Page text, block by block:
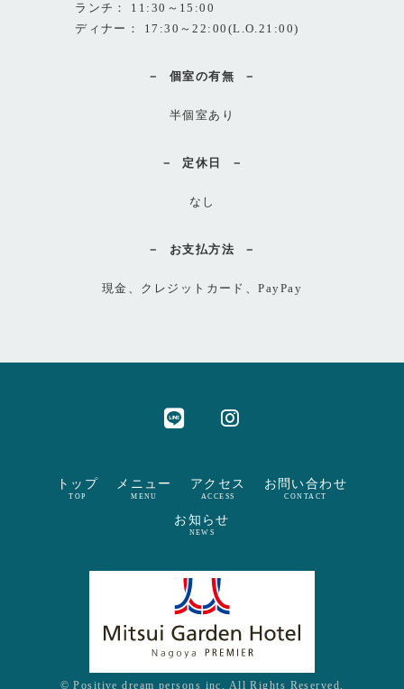
ランチ： 11:30～15:00
ディナー： 17:30～22:00(L.O.21:00)
個室の有無
半個室あり
定休日
なし
お支払方法
現金、クレジットカード、PayPay
トップ
TOP
メニュー
MENU
アクセス
ACCESS
お問い合わせ
CONTACT
お知らせ
NEWS
© Positive dream persons inc. All Rights Reserved.